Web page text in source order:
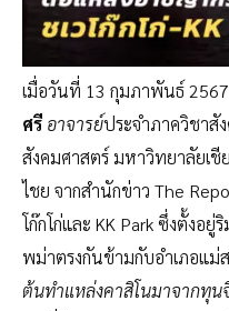
เมื่อวันที่ 13 กุมภาพันธ์ 2567
ศรี อาจารย์ประจำภาควิชา
สังคมศาสตร์ มหาวิทยาลัยเ
ไชย จากสำนักข่าว The
โก๊กโก่และ KK Park ซึ่งตั้งอยู่
พม่าตรงกันข้ามกับอำเภอแม่
ต้นทำแหล่งคาสิโนมาจากทุน